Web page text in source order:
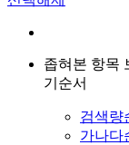
좁혀본 항목
기순서
검색량
가나다